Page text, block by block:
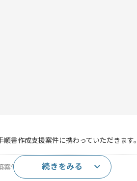
順書作成支援案件に携わっていただきます。
案件の上流工程経験
続きをみる